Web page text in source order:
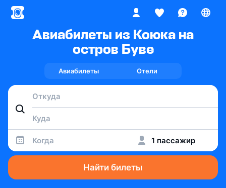
Авиабилеты из Коюка на
остров Буве
Авиабилеты Отели
Когда 1 пассажир
Найти билеты